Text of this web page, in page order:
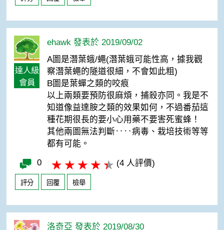
達人級
會員
ehawk 發表於 2019/09/02
A圖是潛葉蛾/蠅(潛葉蛾可能性高，據我觀
察潛葉蠅的隧道很細，不會如此粗)
B圖是葉蟬之類的咬痕
以上兩類要預防很麻煩，捕殺亦同。我是不
知道像益達胺之類的效果如何，不過番茄這
種花期很長的要小心用藥不要害死蜜蜂！
其他兩圖無法判斷‥‥病毒、栽培技術等等
都有可能。
0 (4 人評價)
評分 回覆 檢舉
洛奇亞 發表於 2019/08/30